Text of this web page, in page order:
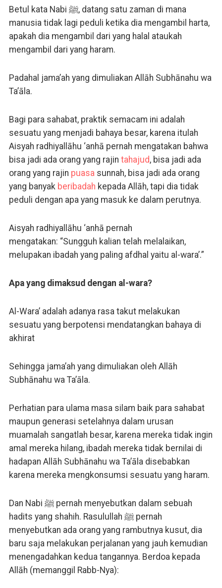
Betul kata Nabi ﷺ, datang satu zaman di mana
manusia tidak lagi peduli ketika dia mengambil harta,
apakah dia mengambil dari yang halal ataukah
mengambil dari yang haram.
Padahal jama’ah yang dimuliakan Allāh Subhānahu wa
Ta’āla.
Bagi para sahabat, praktik semacam ini adalah
sesuatu yang menjadi bahaya besar, karena itulah
Aisyah radhiyallāhu ‘anhā pernah mengatakan bahwa
bisa jadi ada orang yang rajin tahajud, bisa jadi ada
orang yang rajin puasasunnah, bisa jadi ada orang
yang banyak beribadah kepada Allāh, tapi dia tidak
peduli dengan apa yang masuk ke dalam perutnya.
Aisyah radhiyallāhu ‘anhā pernah
mengatakan: “Sungguh kalian telah melalaikan,
melupakan ibadah yang paling afdhal yaitu al-wara’.”
Apa yang dimaksud dengan al-wara?
Al-Wara’ adalah adanya rasa takut melakukan
sesuatu yang berpotensi mendatangkan bahaya di
akhirat
Sehingga jama’ah yang dimuliakan oleh Allāh
Subhānahu wa Ta’āla.
Perhatian para ulama masa silam baik para sahabat
maupun generasi setelahnya dalam urusan
muamalah sangatlah besar, karena mereka tidak ingin
amal mereka hilang, ibadah mereka tidak bernilai di
hadapan Allāh Subhānahu wa Ta’āla disebabkan
karena mereka mengkonsumsi sesuatu yang haram.
Dan Nabi ﷺ pernah menyebutkan dalam sebuah
hadits yang shahih. Rasulullah ﷺ pernah
menyebutkan ada orang yang rambutnya kusut, dia
baru saja melakukan perjalanan yang jauh kemudian
menengadahkan kedua tangannya. Berdoa kepada
Allāh (memanggil Rabb-Nya):